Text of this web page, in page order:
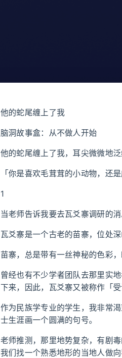
他的蛇尾缠上了我
脑洞故事盒：从不做人开始
他的蛇尾缠上了我，耳尖微微地泛
「你是喜欢毛茸茸的小动物，还
1
当老师告诉我要去瓦爻寨调研的消
瓦爻寨是一个古老的苗寨，位处深
苗寨，总是带有一丝神秘的色彩
曾经也有不少学者团队去那里实
下来，因此，瓦爻寨又被称作「
作为民族学专业的学生，我非常
士生涯画一个圆满的句号。
老师推测，那里地势复杂，有剧
我们找一个熟悉地形的当地人做